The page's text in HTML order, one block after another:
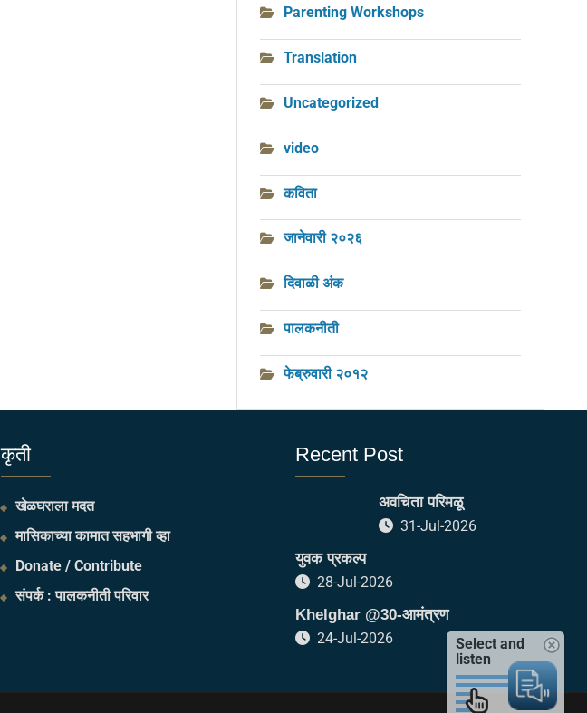
Parenting Workshops
Translation
Uncategorized
video
कविता
जानेवारी २०२६
दिवाळी अंक
पालकनीती
फेब्रुवारी २०१२
​कृती
खेळघराला मदत
मासिकाच्या कामात सहभागी व्हा
Donate / Contribute
संपर्क : पालकनीती परिवार
Recent Post
अवचिता परिमळू
31-Jul-2026
युवक प्रकल्प
28-Jul-2026
Khelghar @30-आमंत्रण
24-Jul-2026
Select and
listen